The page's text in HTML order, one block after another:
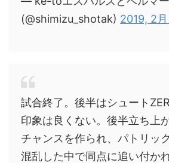
(@shimizu_shotak) 2019, 2
試合終了。後半はシュート
印象は良くない。後半立ち上
チャンスを作られ、パトリッ
混乱した中で同点に追い付か